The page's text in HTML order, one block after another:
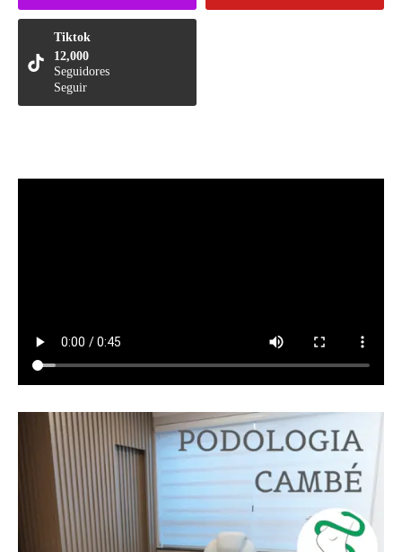
Tiktok
12,000
Seguidores
Seguir